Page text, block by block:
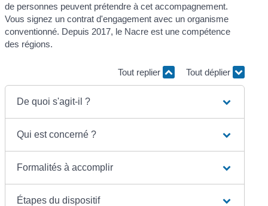
de personnes peuvent prétendre à cet accompagnement.
Vous signez un contrat d'engagement avec un organisme
conventionné. Depuis 2017, le Nacre est une compétence
des régions.
Tout replier Tout déplier
De quoi s'agit-il ?
Qui est concerné ?
Formalités à accomplir
Étapes du dispositif